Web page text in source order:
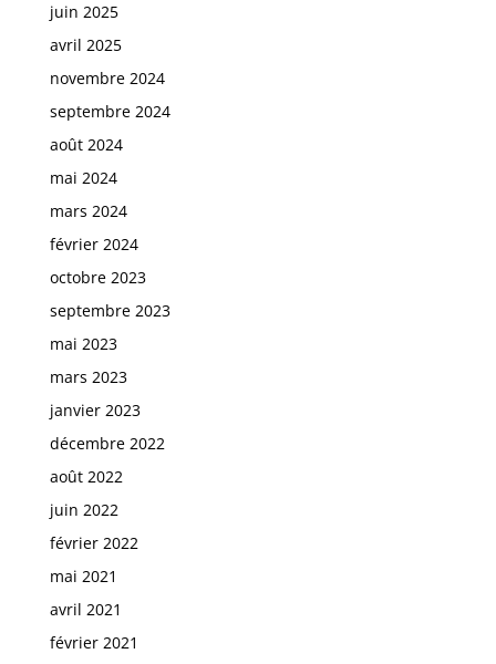
juin 2025
avril 2025
novembre 2024
septembre 2024
août 2024
mai 2024
mars 2024
février 2024
octobre 2023
septembre 2023
mai 2023
mars 2023
janvier 2023
décembre 2022
août 2022
juin 2022
février 2022
mai 2021
avril 2021
février 2021